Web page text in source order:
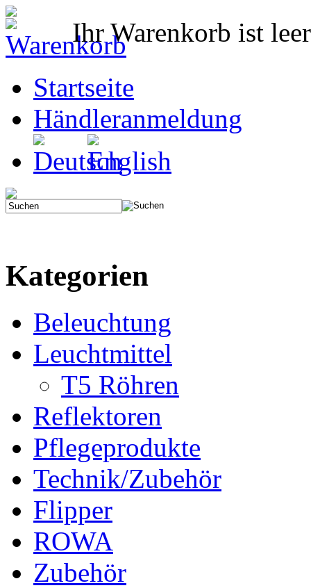
Ihr Warenkorb ist
Startseite
Händleranmeldung
Kategorien
Beleuchtung
Leuchtmittel
T5 Röhren
Reflektoren
Pflegeprodukte
Technik/Zubehör
Flipper
ROWA
Zubehör